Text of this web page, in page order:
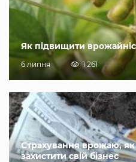
Як підвищити
6 липня 1 261
Страхування врожаю,
захистити свій бізнес